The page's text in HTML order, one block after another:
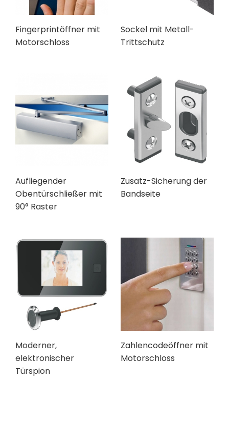
Fingerprintöffner mit
Motorschloss
Sockel mit Metall-
Trittschutz
Aufliegender
Obentürschließer mit
90° Raster
Zusatz-Sicherung der
Bandseite
Moderner,
elektronischer
Türspion
Zahlencodeöffner mit
Motorschloss